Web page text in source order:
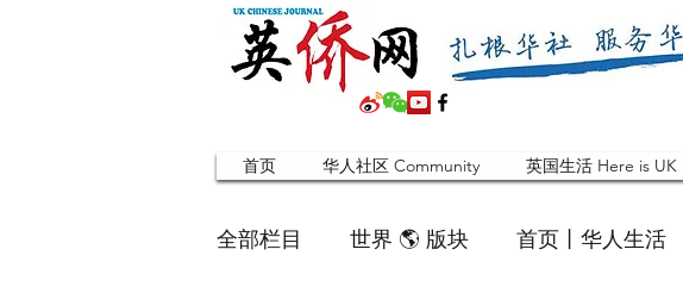
首页 华人社区 Community 英国生活 Here is UK
全部栏目 世界 🌎 版块 首页丨华人生活